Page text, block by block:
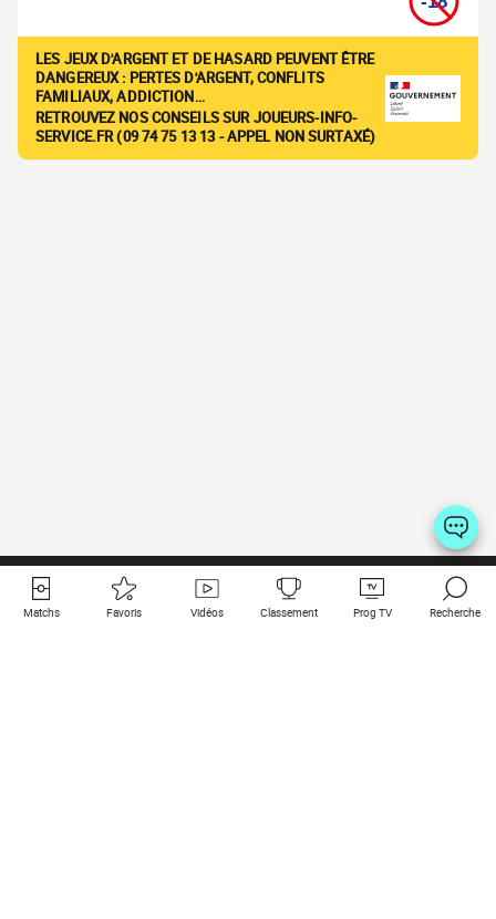
LES JEUX D'ARGENT ET DE HASARD PEUVENT ÊTRE
DANGEREUX : PERTES D'ARGENT, CONFLITS
FAMILIAUX, ADDICTION…
RETROUVEZ NOS CONSEILS SUR JOUEURS-INFO-
SERVICE.FR (09 74 75 13 13 - APPEL NON SURTAXÉ)
Matchs Favoris Vidéos Classement Prog TV Recherche